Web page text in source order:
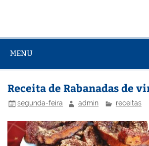
MENU
Receita de Rabanadas de
segunda-feira admin receitas